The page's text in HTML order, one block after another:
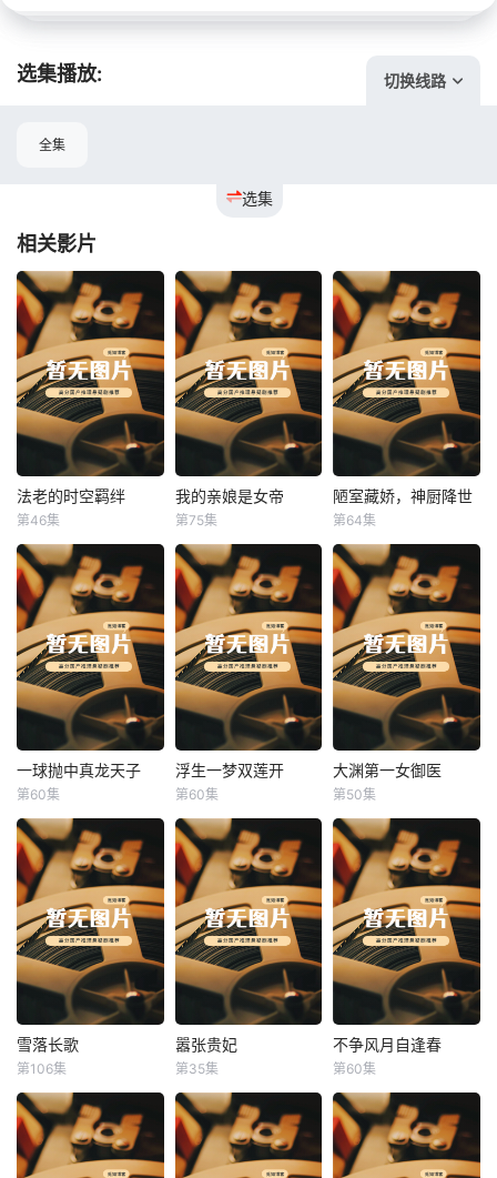
选集播放: 切换线路
选集
全集
相关影片
法老的时空羁绊
法老的时空羁绊
第46集
我的亲娘是女帝
我的亲娘是女帝
第75集
陋室藏娇，神厨降世
陋室藏娇，神厨降世
第64集
一球抛中真龙天子
一球抛中真龙天子
第60集
浮生一梦双莲开
浮生一梦双莲开
第60集
大渊第一女御医
大渊第一女御医
第50集
雪落长歌
雪落长歌
第106集
嚣张贵妃
嚣张贵妃
第35集
不争风月自逢春
不争风月自逢春
第60集